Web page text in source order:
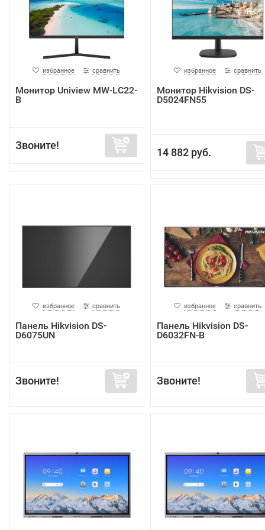
избранное сравнить
Монитор Uniview MW-LC22-
B
Звоните!
избранное сравнить
Монитор Hikvision DS-
D5024FN55
14 882 руб.
избранное сравнить
Панель Hikvision DS-
D6075UN
Звоните!
избранное сравнить
Панель Hikvision DS-
D6032FN-B
Звоните!